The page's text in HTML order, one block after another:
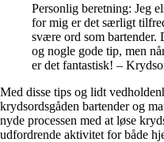
Personlig beretning: Jeg
for mig er det særligt
svære ord som
og nogle gode tip, men
er det fantastisk! –
Med disse tips og lidt
krydsordsgåden bartender og
nyde processen med at løse
udfordrende aktivitet for både